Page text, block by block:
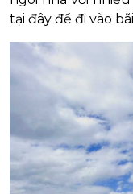
tại đây để đi vào